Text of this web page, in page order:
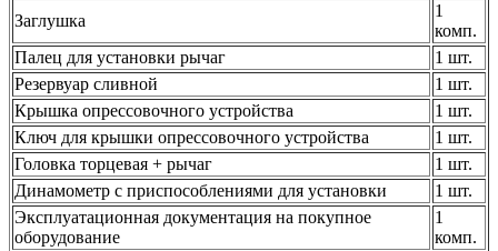
Заглушка
1
комп.
Палец для установки рычаг
1 шт.
Резервуар сливной
1 шт.
Крышка опрессовочного устройства
1 шт.
Ключ для крышки опрессовочного устройства
1 шт.
Головка торцевая + рычаг
1 шт.
Динамометр с приспособлениями для установки
1 шт.
Эксплуатационная документация на покупное
оборудование
1
комп.